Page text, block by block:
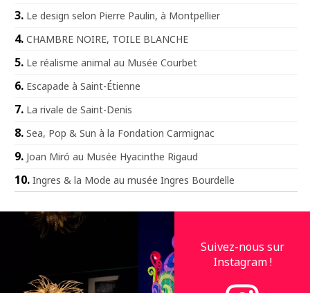
Le design selon Pierre Paulin, à Montpellier
CHAMBRE NOIRE, TOILE BLANCHE
Le réalisme animal au Musée Courbet
Escapade à Saint-Étienne
La rivale de Saint-Denis
Sea, Pop & Sun à la Fondation Carmignac
Joan Miró au Musée Hyacinthe Rigaud
Ingres & la Mode au musée Ingres Bourdelle
Suivez-nous sur
Instagram !